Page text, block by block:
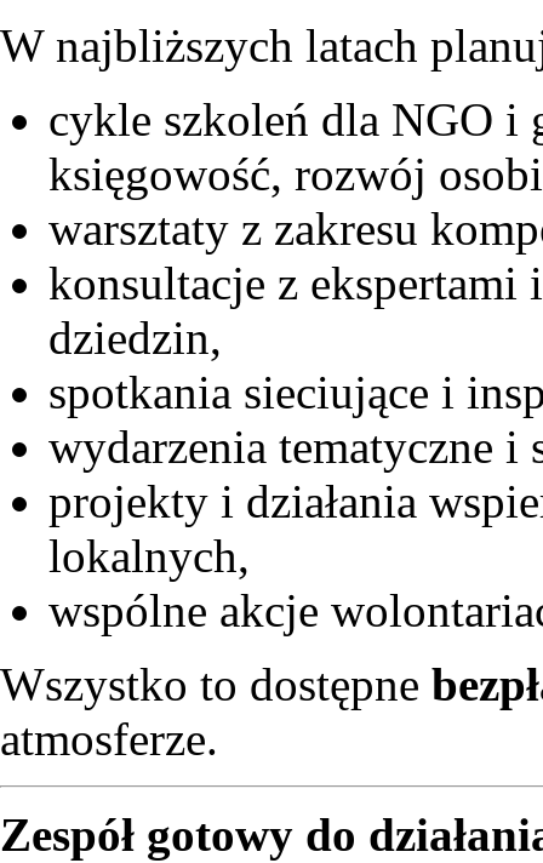
W najbliższych latach
cykle szkoleń dla NGO i
księgowość, rozwój
warsztaty z zakresu
konsultacje z
dziedzin,
spotkania sieciujące i
wydarzenia tematyczne i
projekty i działania
lokalnych,
wspólne akcje
Wszystko to dostępne
atmosferze.
Zespół gotowy do